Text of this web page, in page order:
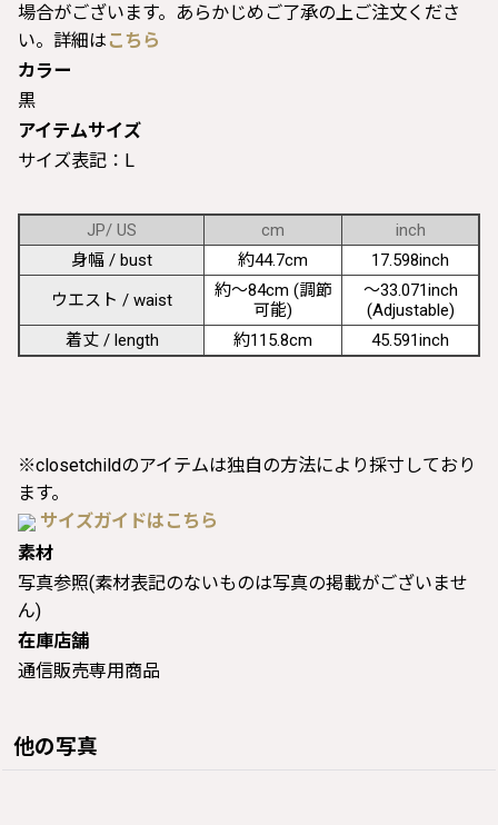
場合がございます。あらかじめご了承の上ご注文くださ
い。詳細は こちら
カラー
黒
アイテムサイズ
サイズ表記：L
JP/ US cm
inch
身幅 / bust
約44.7cm
17.598inch
ウエスト / waist
約〜84cm (調節
可能)
〜33.071inch
(Adjustable)
着丈 / length
約115.8cm 45.591inch
※closetchildのアイテムは独自の方法により採寸しており
ます。
サイズガイドはこちら
素材
写真参照(素材表記のないものは写真の掲載がございませ
ん)
在庫店舗
通信販売専用商品
他の写真